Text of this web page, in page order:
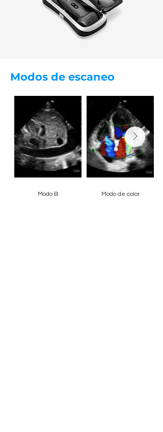
Modos de escaneo
Modo B Modo de color